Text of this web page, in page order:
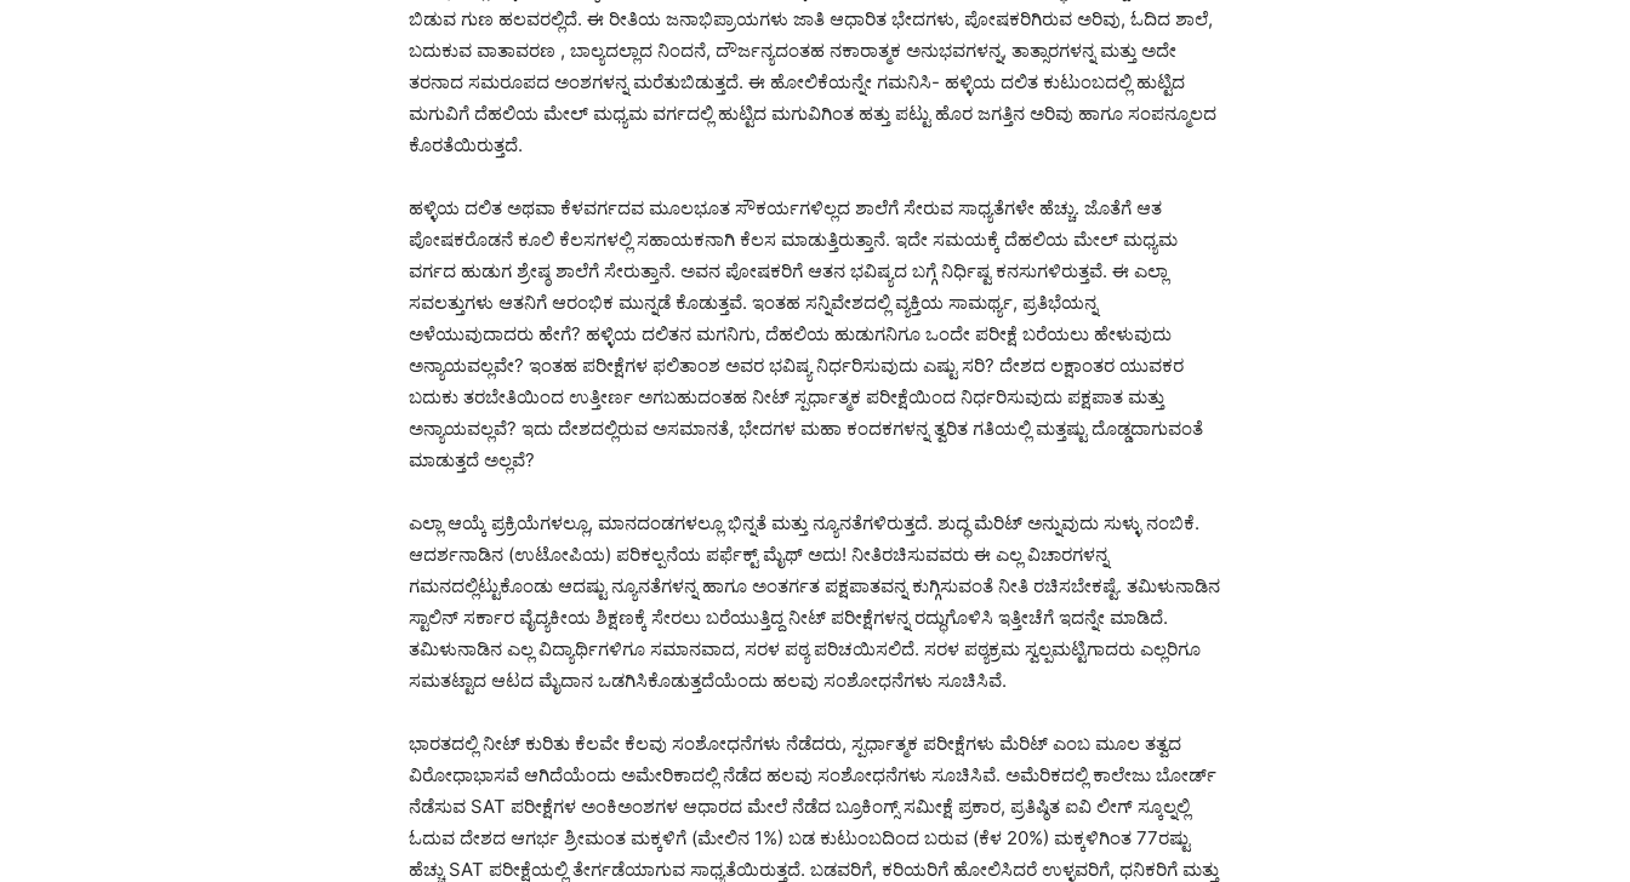
ಬಿಡುವ ಗುಣ ಹಲವರಲ್ಲಿದೆ. ಈ ರೀತಿಯ ಜನಾಭಿಪ್ರಾಯಗಳು ಜಾತಿ ಆಧಾರಿತ ಭೇದಗಳು, ಪೋಷಕರಿಗಿರುವ ಅರಿವು, ಓದಿದ ಶಾಲೆ,
ಬದುಕುವ ವಾತಾವರಣ , ಬಾಲ್ಯದಲ್ಲಾದ ನಿಂದನೆ, ದೌರ್ಜನ್ಯದಂತಹ ನಕಾರಾತ್ಮಕ ಅನುಭವಗಳನ್ನ, ತಾತ್ಸಾರಗಳನ್ನ ಮತ್ತು ಅದೇ
ತರನಾದ ಸಮರೂಪದ ಅಂಶಗಳನ್ನ ಮರೆತುಬಿಡುತ್ತದೆ. ಈ ಹೋಲಿಕೆಯನ್ನೇ ಗಮನಿಸಿ- ಹಳ್ಳಿಯ ದಲಿತ ಕುಟುಂಬದಲ್ಲಿ ಹುಟ್ಟಿದ
ಮಗುವಿಗೆ ದೆಹಲಿಯ ಮೇಲ್ ಮಧ್ಯಮ ವರ್ಗದಲ್ಲಿ ಹುಟ್ಟಿದ ಮಗುವಿಗಿಂತ ಹತ್ತು ಪಟ್ಟು ಹೊರ ಜಗತ್ತಿನ ಅರಿವು ಹಾಗೂ ಸಂಪನ್ಮೂಲದ
ಕೊರತೆಯಿರುತ್ತದೆ.
ಹಳ್ಳಿಯ ದಲಿತ ಅಥವಾ ಕೆಳವರ್ಗದವ ಮೂಲಭೂತ ಸೌಕರ್ಯಗಳಿಲ್ಲದ ಶಾಲೆಗೆ ಸೇರುವ ಸಾಧ್ಯತೆಗಳೇ ಹೆಚ್ಚು. ಜೊತೆಗೆ ಆತ
ಪೋಷಕರೊಡನೆ ಕೂಲಿ ಕೆಲಸಗಳಲ್ಲಿ ಸಹಾಯಕನಾಗಿ ಕೆಲಸ ಮಾಡುತ್ತಿರುತ್ತಾನೆ. ಇದೇ ಸಮಯಕ್ಕೆ ದೆಹಲಿಯ ಮೇಲ್ ಮಧ್ಯಮ
ವರ್ಗದ ಹುಡುಗ ಶ್ರೇಷ್ಠ ಶಾಲೆಗೆ ಸೇರುತ್ತಾನೆ. ಅವನ ಪೋಷಕರಿಗೆ ಆತನ ಭವಿಷ್ಯದ ಬಗ್ಗೆ ನಿರ್ಧಿಷ್ಟ ಕನಸುಗಳಿರುತ್ತವೆ. ಈ ಎಲ್ಲಾ
ಸವಲತ್ತುಗಳು ಆತನಿಗೆ ಆರಂಭಿಕ ಮುನ್ನಡೆ ಕೊಡುತ್ತವೆ. ಇಂತಹ ಸನ್ನಿವೇಶದಲ್ಲಿ ವ್ಯಕ್ತಿಯ ಸಾಮರ್ಥ್ಯ, ಪ್ರತಿಭೆಯನ್ನ
ಅಳೆಯುವುದಾದರು ಹೇಗೆ? ಹಳ್ಳಿಯ ದಲಿತನ ಮಗನಿಗು, ದೆಹಲಿಯ ಹುಡುಗನಿಗೂ ಒಂದೇ ಪರೀಕ್ಷೆ ಬರೆಯಲು ಹೇಳುವುದು
ಅನ್ಯಾಯವಲ್ಲವೇ? ಇಂತಹ ಪರೀಕ್ಷೆಗಳ ಫಲಿತಾಂಶ ಅವರ ಭವಿಷ್ಯ ನಿರ್ಧರಿಸುವುದು ಎಷ್ಟು ಸರಿ? ದೇಶದ ಲಕ್ಷಾಂತರ ಯುವಕರ
ಬದುಕು ತರಬೇತಿಯಿಂದ ಉತ್ತೀರ್ಣ ಅಗಬಹುದಂತಹ ನೀಟ್ ಸ್ಪರ್ಧಾತ್ಮಕ ಪರೀಕ್ಷೆಯಿಂದ ನಿರ್ಧರಿಸುವುದು ಪಕ್ಷಪಾತ ಮತ್ತು
ಅನ್ಯಾಯವಲ್ಲವೆ? ಇದು ದೇಶದಲ್ಲಿರುವ ಅಸಮಾನತೆ, ಭೇದಗಳ ಮಹಾ ಕಂದಕಗಳನ್ನ ತ್ವರಿತ ಗತಿಯಲ್ಲಿ ಮತ್ತಷ್ಟು ದೊಡ್ಡದಾಗುವಂತೆ
ಮಾಡುತ್ತದೆ ಅಲ್ಲವೆ?
ಎಲ್ಲಾ ಆಯ್ಕೆ ಪ್ರಕ್ರಿಯೆಗಳಲ್ಲೂ, ಮಾನದಂಡಗಳಲ್ಲೂ ಭಿನ್ನತೆ ಮತ್ತು ನ್ಯೂನತೆಗಳಿರುತ್ತದೆ. ಶುದ್ಧ ಮೆರಿಟ್ ಅನ್ನುವುದು ಸುಳ್ಳು ನಂಬಿಕೆ.
ಆದರ್ಶನಾಡಿನ (ಉಟೋಪಿಯ) ಪರಿಕಲ್ಪನೆಯ ಪರ್ಫೆಕ್ಟ್ ಮೈಥ್ ಅದು! ನೀತಿರಚಿಸುವವರು ಈ ಎಲ್ಲ ವಿಚಾರಗಳನ್ನ
ಗಮನದಲ್ಲಿಟ್ಟುಕೊಂಡು ಆದಷ್ಟು ನ್ಯೂನತೆಗಳನ್ನ ಹಾಗೂ ಅಂತರ್ಗತ ಪಕ್ಷಪಾತವನ್ನ ಕುಗ್ಗಿಸುವಂತೆ ನೀತಿ ರಚಿಸಬೇಕಷ್ಟೆ. ತಮಿಳುನಾಡಿನ
ಸ್ಟಾಲಿನ್ ಸರ್ಕಾರ ವೈದ್ಯಕೀಯ ಶಿಕ್ಷಣಕ್ಕೆ ಸೇರಲು ಬರೆಯುತ್ತಿದ್ದ ನೀಟ್ ಪರೀಕ್ಷೆಗಳನ್ನ ರದ್ಧುಗೊಳಿಸಿ ಇತ್ತೀಚೆಗೆ ಇದನ್ನೇ ಮಾಡಿದೆ.
ತಮಿಳುನಾಡಿನ ಎಲ್ಲ ವಿದ್ಯಾರ್ಥಿಗಳಿಗೂ ಸಮಾನವಾದ, ಸರಳ ಪಠ್ಯ ಪರಿಚಯಿಸಲಿದೆ. ಸರಳ ಪಠ್ಯಕ್ರಮ ಸ್ವಲ್ಪಮಟ್ಟಿಗಾದರು ಎಲ್ಲರಿಗೂ
ಸಮತಟ್ಟಾದ ಆಟದ ಮೈದಾನ ಒಡಗಿಸಿಕೊಡುತ್ತದೆಯೆಂದು ಹಲವು ಸಂಶೋಧನೆಗಳು ಸೂಚಿಸಿವೆ.
ಭಾರತದಲ್ಲಿ ನೀಟ್ ಕುರಿತು ಕೆಲವೇ ಕೆಲವು ಸಂಶೋಧನೆಗಳು ನೆಡೆದರು, ಸ್ಪರ್ಧಾತ್ಮಕ ಪರೀಕ್ಷೆಗಳು ಮೆರಿಟ್ ಎಂಬ ಮೂಲ ತತ್ವದ
ವಿರೋಧಾಭಾಸವೆ ಆಗಿದೆಯೆಂದು ಅಮೇರಿಕಾದಲ್ಲಿ ನೆಡೆದ ಹಲವು ಸಂಶೋಧನೆಗಳು ಸೂಚಿಸಿವೆ. ಅಮೆರಿಕದಲ್ಲಿ ಕಾಲೇಜು ಬೋರ್ಡ್
ನೆಡೆಸುವ SAT ಪರೀಕ್ಷೆಗಳ ಅಂಕಿಅಂಶಗಳ ಆಧಾರದ ಮೇಲೆ ನೆಡೆದ ಬ್ರೂಕಿಂಗ್ಸ್ ಸಮೀಕ್ಷೆ ಪ್ರಕಾರ, ಪ್ರತಿಷ್ಠಿತ ಐವಿ ಲೀಗ್ ಸ್ಕೂಲ್ನಲ್ಲಿ
ಓದುವ ದೇಶದ ಆಗರ್ಭ ಶ್ರೀಮಂತ ಮಕ್ಕಳಿಗೆ (ಮೇಲಿನ 1%) ಬಡ ಕುಟುಂಬದಿಂದ ಬರುವ (ಕೆಳ 20%) ಮಕ್ಕಳಿಗಿಂತ 77ರಷ್ಟು
ಹೆಚ್ಚು SAT ಪರೀಕ್ಷೆಯಲ್ಲಿ ತೇರ್ಗಡೆಯಾಗುವ ಸಾಧ್ಯತೆಯಿರುತ್ತದೆ. ಬಡವರಿಗೆ, ಕರಿಯರಿಗೆ ಹೋಲಿಸಿದರೆ ಉಳ್ಳವರಿಗೆ, ಧನಿಕರಿಗೆ ಮತ್ತು